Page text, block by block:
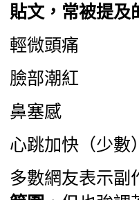
貼文，常被提及
輕微頭痛
臉部潮紅
鼻塞感
心跳加快（少數）
多數網友表示副